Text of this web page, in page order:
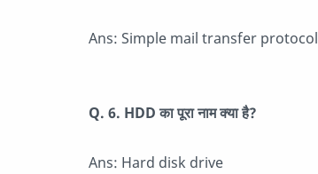
Ans: Simple mail transfer protocol
Q. 6. HDD का पूरा नाम क्या है?
Ans: Hard disk drive